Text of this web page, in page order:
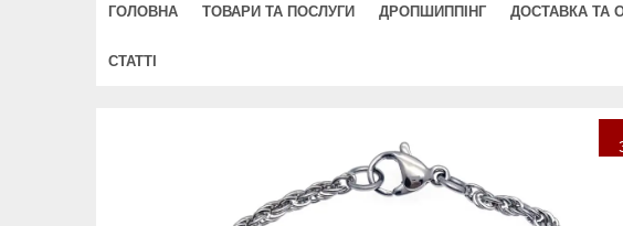
ГОЛОВНА ТОВАРИ ТА ПОСЛУГИ ДРОПШИППІНГ ДОСТАВКА ТА
СТАТТІ